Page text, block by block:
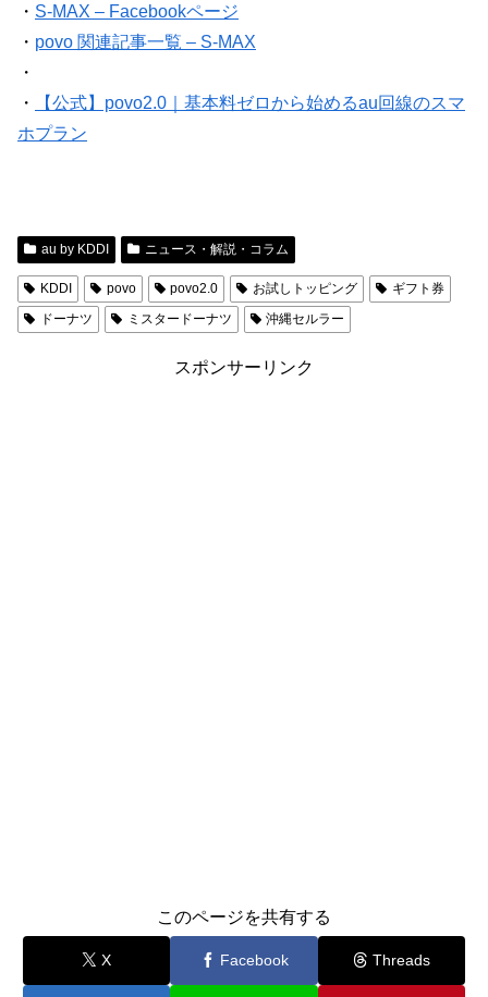
・ S-MAX – Facebookページ
・ povo 関連記事一覧 – S-MAX
・
・
【公式】povo2.0｜基本料ゼロから始めるau回線のスマ
ホプラン
au by KDDI ニュース・解説・コラム
KDDI povo povo2.0 お試しトッピング
ギフト券
ドーナツ
ミスタードーナツ 沖縄セルラー
スポンサーリンク
このページを共有する
X Facebook Threads